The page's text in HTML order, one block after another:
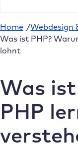
Home /Webdesign
Was ist PHP?
lohnt
Was
PHP